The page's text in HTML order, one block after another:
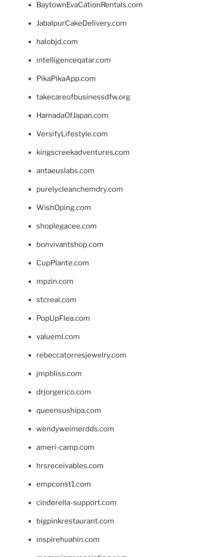
BaytownEvaCationRentals.com
JabalpurCakeDelivery.com
halobjd.com
intelligenceqatar.com
PikaPikaApp.com
takecareofbusinessdfw.org
HamadaOfJapan.com
VersifyLifestyle.com
kingscreekadventures.com
antaeuslabs.com
purelycleanchemdry.com
WishOping.com
shoplegacee.com
bonvivantshop.com
CupPlante.com
mpzin.com
stcreal.com
PopUpFlea.com
valueml.com
rebeccatorresjewelry.com
jmpbliss.com
drjorgerico.com
queensushipa.com
wendyweimerdds.com
ameri-camp.com
hrsreceivables.com
empconst1.com
cinderella-support.com
bigpinkrestaurant.com
inspirehuahin.com